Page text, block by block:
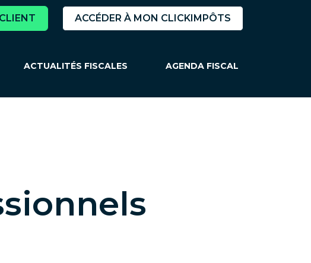
ACCÉDER À MON CLICKIMPÔTS
ACTUALITÉS FISCALES AGENDA FISCAL